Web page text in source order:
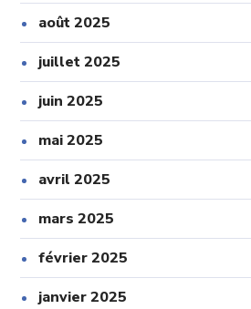
août 2025
juillet 2025
juin 2025
mai 2025
avril 2025
mars 2025
février 2025
janvier 2025